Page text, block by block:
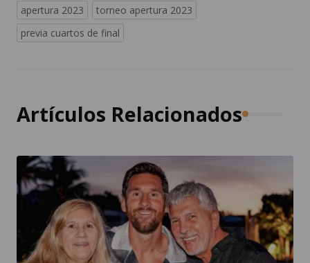
apertura 2023
torneo apertura 2023
previa cuartos de final
Artículos Relacionados